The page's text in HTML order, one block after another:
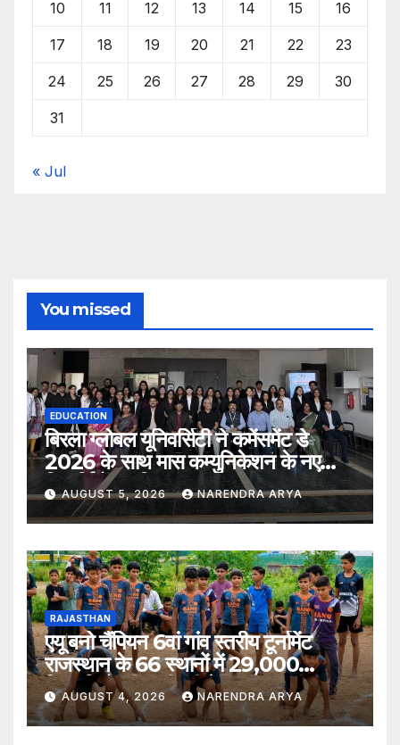
10 11 12 13 14 15 16
17 18 19 20 21 22 23
24 25 26 27 28 29 30
31
« Jul
You missed
EDUCATION
बिरला ग्लोबल यूनिवर्सिटी ने कमेंसमेंट डे
2026 के साथ मास कम्युनिकेशन के नए
विद्यार्थियों का किया स्वागत
AUGUST 5, 2026 NARENDRA ARYA
RAJASTHAN
एयू बनो चैंपियन 6वां गांव स्तरीय टूर्नामेंट
राजस्थान के 66 स्थानों में 29,000
खिलाड़ियों की भागीदारी के साथ संपन्न हुआ
AUGUST 4, 2026 NARENDRA ARYA